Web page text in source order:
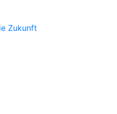
Zukunft